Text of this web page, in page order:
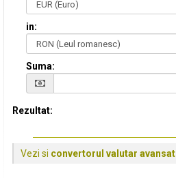
in:
Suma:
Rezultat:
Vezi si convertorul valutar avansat